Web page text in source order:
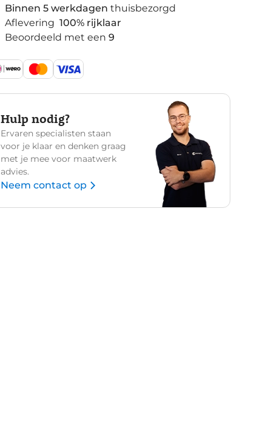
Binnen 5 werkdagen thuisbezorgd
Aflevering 100% rijklaar
Beoordeeld met een 9
Hulp nodig?
Ervaren specialisten staan
voor je klaar en denken graag
met je mee voor maatwerk
advies.
Neem contact op